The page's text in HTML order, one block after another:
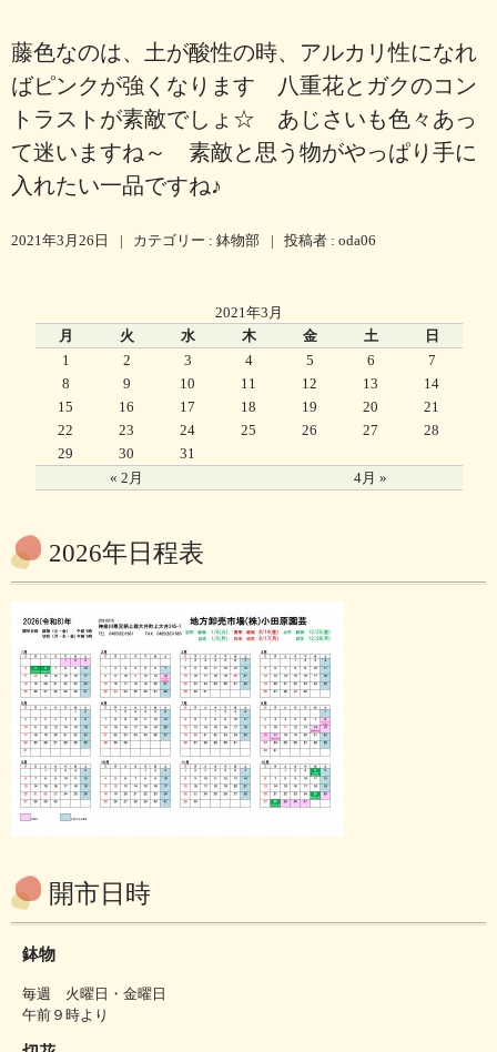
藤色なのは、土が酸性の時、アルカリ性になれ
ばピンクが強くなります 八重花とガクのコン
トラストが素敵でしょ☆ あじさいも色々あっ
て迷いますね～ 素敵と思う物がやっぱり手に
入れたい一品ですね♪
2021年3月26日 | カテゴリー : 鉢物部 | 投稿者 : oda06
2021年3月
月
火 水 木 金 土 日
« 2月 4月 »
1 2 3 4 5 6
7
8
9 10 11 12 13
14
15
16 17 18 19 20
21
22
23 24 25 26 27
28
29
30 31
2026年日程表
開市日時
鉢物
毎週 火曜日・金曜日
午前９時より